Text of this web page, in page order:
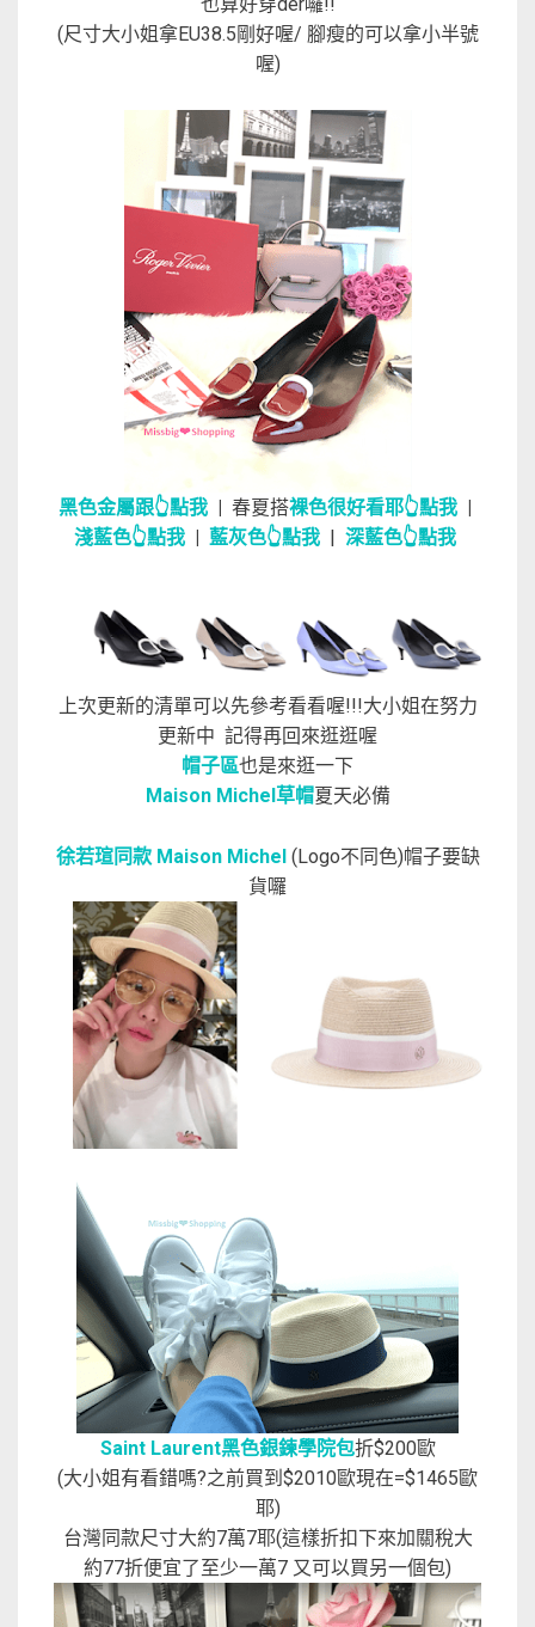
(尺寸大小姐拿EU38.5剛好喔/ 腳瘦的可以拿小半號
喔)
黑色金屬跟👆點我 | 春夏搭裸色很好看耶👆點我 |
淺藍色👆點我 | 藍灰色👆點我 | 深藍色👆點我
上次更新的清單可以先參考看看喔!!!大小姐在努力
更新中 記得再回來逛逛喔
帽子區也是來逛一下
Maison Michel草帽夏天必備
徐若瑄同款 Maison Michel(Logo不同色)帽子要缺
貨囉
Saint Laurent黑色銀鍊學院包折$200歐
(大小姐有看錯嗎?之前買到$2010歐現在=$1465歐
耶)
台灣同款尺寸大約7萬7耶(這樣折扣下來加關稅大
約77折便宜了至少一萬7 又可以買另一個包)